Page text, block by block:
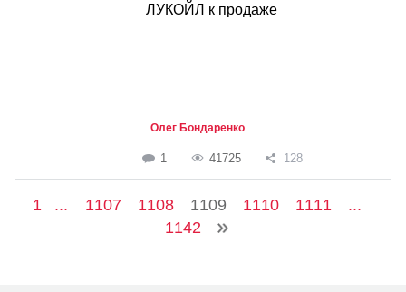
ЛУКОЙЛ к продаже
Олег Бондаренко
1 41725 128
1 ... 1107 1108 1109 1110 1111
...
1142